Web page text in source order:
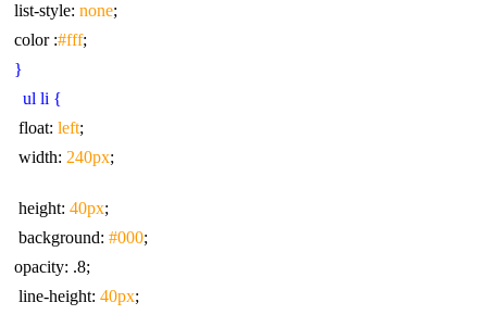
;list-style:
none
;color :
#fff
{
}
ul li
;float:
left
;width:
240px
;height:
40px
;background:
#000
;opacity: .8
;line-height:
40px